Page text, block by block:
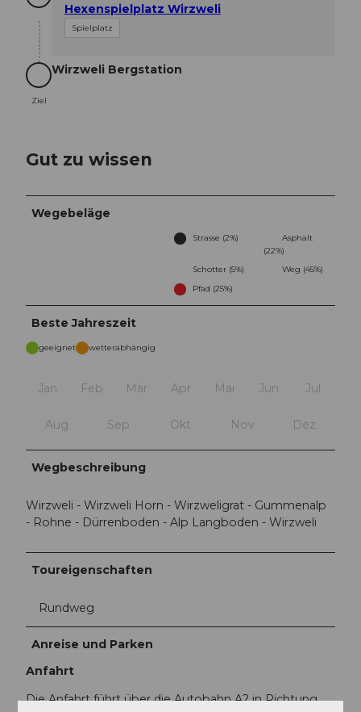
Hexenspielplatz Wirzweli
Spielplatz
Ziel
Ziel
Wirzweli Bergstation
Gut zu wissen
Wegebeläge
Strasse (2%)
Asphalt
(22%)
Schotter (5%)
Weg (45%)
Pfad (25%)
Beste Jahreszeit
geeignet wetterabhängig
Jan Feb Mär Apr Mai Jun Jul
Aug Sep Okt Nov Dez
Wegbeschreibung
Wirzweli - Wirzweli Horn - Wirzweligrat - Gummenalp
- Rohne - Dürrenboden - Alp Langboden - Wirzweli
Toureigenschaften
Rundweg
Anreise und Parken
Anfahrt
Die Anfahrt führt über die Autobahn A2 in Richtung